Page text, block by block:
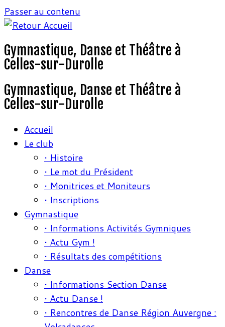
Passer au contenu
Gymnastique, Danse et Théâtre à
Celles-sur-Durolle
Gymnastique, Danse et Théâtre à
Celles-sur-Durolle
Accueil
Le club
• Histoire
• Le mot du Président
• Monitrices et Moniteurs
• Inscriptions
Gymnastique
• Informations Activités Gymniques
• Actu Gym !
• Résultats des compétitions
Danse
• Informations Section Danse
• Actu Danse !
• Rencontres de Danse Région Auvergne :